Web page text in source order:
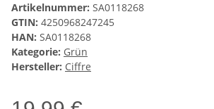
Artikelnummer: SA0118268
GTIN: 4250968247245
HAN: SA0118268
Kategorie: Grün
Hersteller: Ciffre